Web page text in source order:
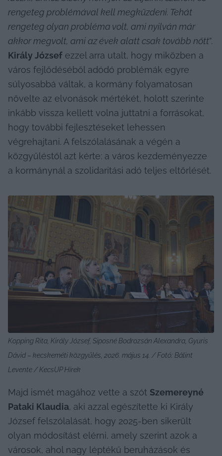
rengeteg problémával kell megküzdeni. Tehát
rengeteg olyan probléma volt, ami nyilván már
akkor megvolt, ami az évek alatt csak tovább nőtt
Király József ezzel arra utalt, hogy miközben a
város fejlődéséből adódó problémák egyre
súlyosabbá váltak, a kormány folyamatosan
növelte az elvonások mértékét, holott szerinte
inkább vissza kellett volna juttatni a forrásokat,
hogy további fejlesztéseket lehessen
végrehajtani. A felszólalásának a végén a
közgyűléstől azt kérte: a város kezdeményezze
a kormánynál a szolidaritási adó teljes eltörlését.
Kopping Rita, Király József, Siposné Bodrozsán Alexandra, Gyuris
Dávid – kecskeméti közgyűlés, 2026. május 14. / Fotó: Bálint
Levente / KecsUP Hírek
Majd ismét magához vette a szót Szemereyné
Pataki Klaudia, aki azzal egészítette ki Király
József felszólalását, hogy 2025-ben sikerült
olyan módosítást elérni, amely szerint azok a
városok, ahol nagy léptékű beruházások és